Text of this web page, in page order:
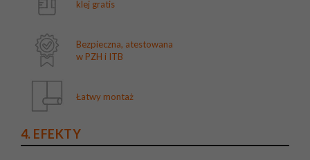
klej gratis
Bezpieczna, atestowana
w PZH i ITB
Łatwy montaż
4. EFEKTY